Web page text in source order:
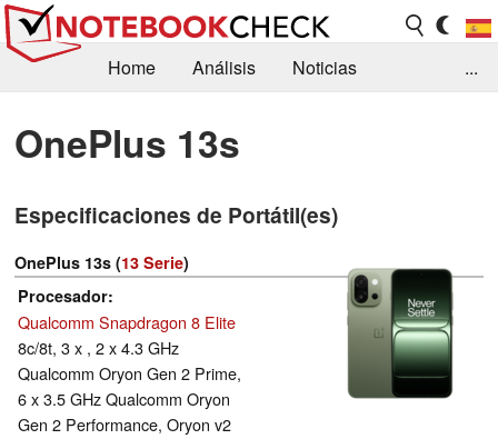
Home Análisis
Noticias
Orientación para la Compra
Contacto
...
OnePlus 13s
Especificaciones de Portátil(es)
OnePlus 13s (13 Serie)
Procesador
Qualcomm Snapdragon 8 Elite
8c/8t, 3 x , 2 x 4.3 GHz
Qualcomm Oryon Gen 2 Prime,
6 x 3.5 GHz Qualcomm Oryon
Gen 2 Performance, Oryon v2